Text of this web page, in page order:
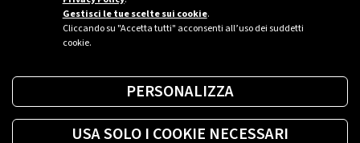
Gestisci le tue scelte sui cookie.
Cliccando su "Accetta tutti" acconsenti all’uso dei suddetti
cookie.
PERSONALIZZA
USA SOLO I COOKIE NECESSARI
Sei un’azienda o una PA?
Trova la soluzione più giusta per te.
Richiedi una colonnina